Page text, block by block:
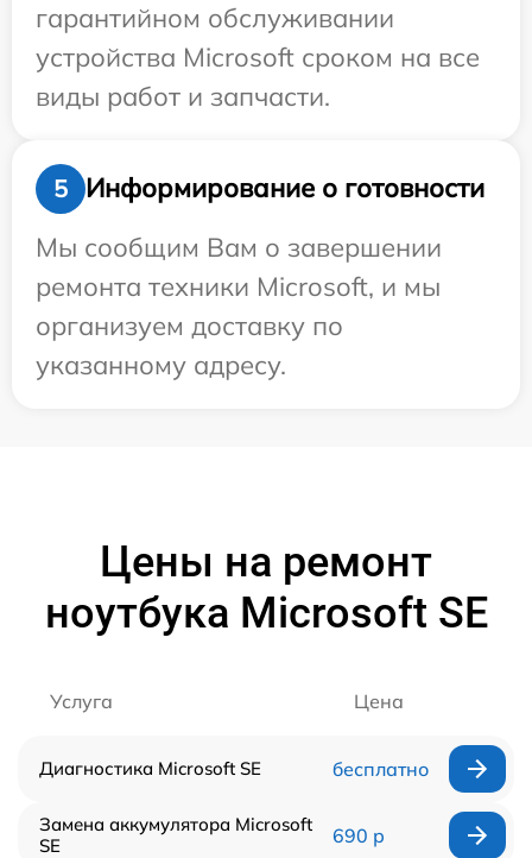
гарантийном обслуживании
устройства Microsoft сроком на все
виды работ и запчасти.
5
Информирование о готовности
Мы сообщим Вам о завершении
ремонта техники Microsoft, и мы
организуем доставку по
указанному адресу.
Цены на ремонт
ноутбука Microsoft SE
Услуга Цена
Диагностика Microsoft SE бесплатно
Замена аккумулятора Microsoft
SE
690 р